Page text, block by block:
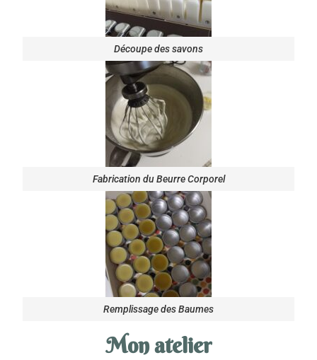
Découpe des savons
Fabrication du Beurre Corporel
Remplissage des Baumes
Mon atelier